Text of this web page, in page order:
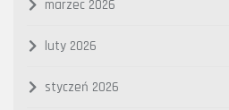
marzec 2026
luty 2026
styczeń 2026